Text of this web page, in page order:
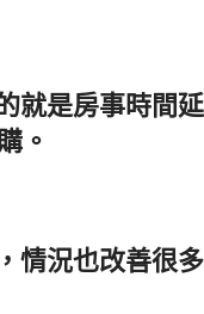
就是房事時間
。
情況也改善很